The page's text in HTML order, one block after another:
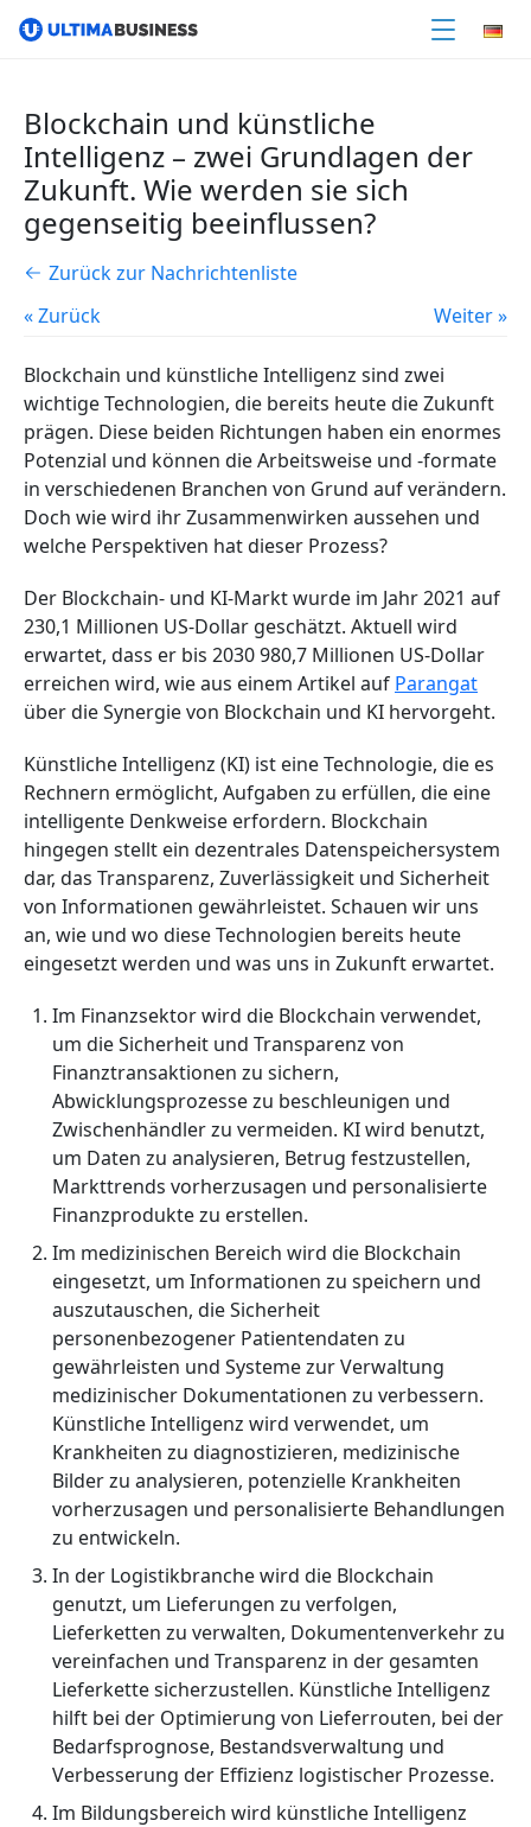
Blockchain und künstliche
Intelligenz – zwei Grundlagen der
Zukunft. Wie werden sie sich
gegenseitig beeinflussen?
Zurück zur Nachrichtenliste
« Zurück
Weiter »
Blockchain und künstliche Intelligenz sind zwei
wichtige Technologien, die bereits heute die Zukunft
prägen. Diese beiden Richtungen haben ein enormes
Potenzial und können die Arbeitsweise und -formate
in verschiedenen Branchen von Grund auf verändern.
Doch wie wird ihr Zusammenwirken aussehen und
welche Perspektiven hat dieser Prozess?
Der Blockchain- und KI-Markt wurde im Jahr 2021 auf
230,1 Millionen US-Dollar geschätzt. Aktuell wird
erwartet, dass er bis 2030 980,7 Millionen US-Dollar
erreichen wird, wie aus einem Artikel auf Parangat
über die Synergie von Blockchain und KI hervorgeht.
Künstliche Intelligenz (KI) ist eine Technologie, die es
Rechnern ermöglicht, Aufgaben zu erfüllen, die eine
intelligente Denkweise erfordern. Blockchain
hingegen stellt ein dezentrales Datenspeichersystem
dar, das Transparenz, Zuverlässigkeit und Sicherheit
von Informationen gewährleistet. Schauen wir uns
an, wie und wo diese Technologien bereits heute
eingesetzt werden und was uns in Zukunft erwartet.
Im Finanzsektor wird die Blockchain verwendet,
um die Sicherheit und Transparenz von
Finanztransaktionen zu sichern,
Abwicklungsprozesse zu beschleunigen und
Zwischenhändler zu vermeiden. KI wird benutzt,
um Daten zu analysieren, Betrug festzustellen,
Markttrends vorherzusagen und personalisierte
Finanzprodukte zu erstellen.
Im medizinischen Bereich wird die Blockchain
eingesetzt, um Informationen zu speichern und
auszutauschen, die Sicherheit
personenbezogener Patientendaten zu
gewährleisten und Systeme zur Verwaltung
medizinischer Dokumentationen zu verbessern.
Künstliche Intelligenz wird verwendet, um
Krankheiten zu diagnostizieren, medizinische
Bilder zu analysieren, potenzielle Krankheiten
vorherzusagen und personalisierte Behandlungen
zu entwickeln.
In der Logistikbranche wird die Blockchain
genutzt, um Lieferungen zu verfolgen,
Lieferketten zu verwalten, Dokumentenverkehr zu
vereinfachen und Transparenz in der gesamten
Lieferkette sicherzustellen. Künstliche Intelligenz
hilft bei der Optimierung von Lieferrouten, bei der
Bedarfsprognose, Bestandsverwaltung und
Verbesserung der Effizienz logistischer Prozesse.
Im Bildungsbereich wird künstliche Intelligenz